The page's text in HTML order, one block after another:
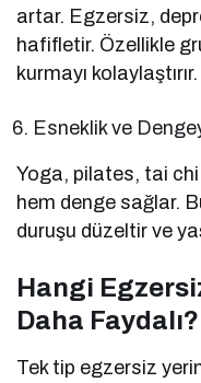
artar. Egzersiz,
hafifletir. Özellikle
kurmayı kolaylaştırır.
Esneklik ve
Yoga, pilates, tai
hem denge sağlar.
duruşu düzeltir ve
Hangi
Daha Faydalı?
Tek tip egzersiz